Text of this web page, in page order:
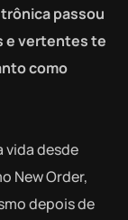
passou
e vertentes te
como
vida desde
New Order,
depois de